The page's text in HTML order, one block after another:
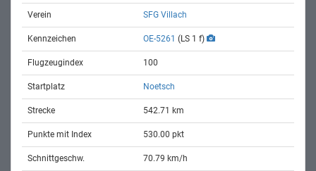
Verein SFG Villach
Kennzeichen OE-5261 (LS 1 f)
Flugzeugindex 100
Startplatz Noetsch
Strecke 542.71 km
Punkte mit Index 530.00 pkt
Schnittgeschw. 70.79 km/h